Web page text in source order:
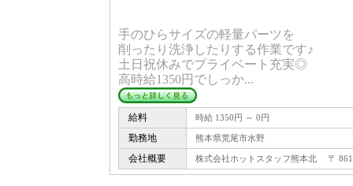
手のひらサイズの軽量パーツを
削ったり洗浄したりする作業です♪
土日祝休みでプライベート充実◎
高時給1350円でしっか...
給料 時給 1350円 ～ 0円
勤務地 熊本県荒尾市水野
会社概要 株式会社ホットスタッフ熊本北 〒